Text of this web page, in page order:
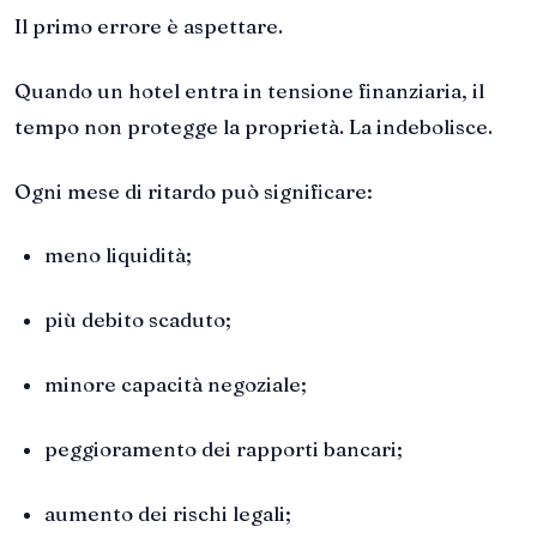
Il primo errore è aspettare.
Quando un hotel entra in tensione finanziaria, il
tempo non protegge la proprietà. La indebolisce.
Ogni mese di ritardo può significare:
meno liquidità;
più debito scaduto;
minore capacità negoziale;
peggioramento dei rapporti bancari;
aumento dei rischi legali;